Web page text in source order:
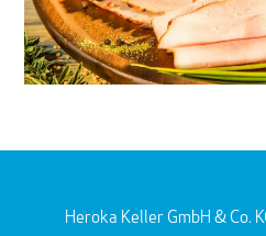
Heroka Keller GmbH & Co.